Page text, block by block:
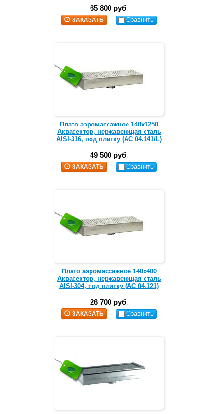
65 800 руб.
ЗАКАЗАТЬ Сравнить
Плато аэромассажное 140х1250
Аквасектор, нержавеющая сталь
AISI-316, под плитку (АС 04.141/L)
49 500 руб.
ЗАКАЗАТЬ Сравнить
Плато аэромассажное 140х400
Аквасектор, нержавеющая сталь
AISI-304, под плитку (АС 04.121)
26 700 руб.
ЗАКАЗАТЬ Сравнить